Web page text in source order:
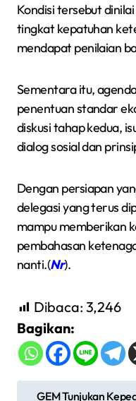
Kondisi tersebut
tingkat kepatuhan
mendapat penilaian
Sementara itu,
penentuan standar
diskusi tahap kedua,
dialog sosial dan
Dengan persiapan
delegasi yang terus
mampu memberikan
pembahasan
nanti.(Nr).
Dibaca: 3,246
Bagikan:
GEM Tunjukan